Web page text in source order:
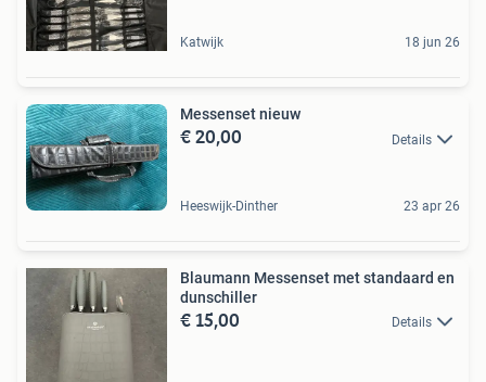
Katwijk 18 jun 26
Messenset nieuw
€ 20,00 Details
Heeswijk-Dinther 23 apr 26
Blaumann Messenset met standaard en
dunschiller
€ 15,00 Details